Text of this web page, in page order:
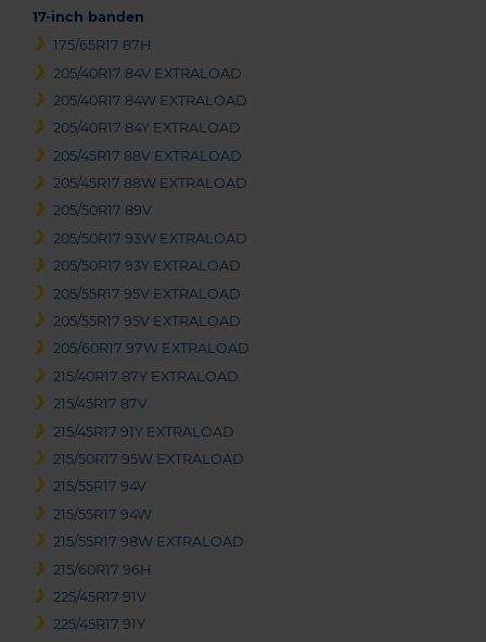
17-inch banden
175/65R17 87H
205/40R17 84V EXTRALOAD
205/40R17 84W EXTRALOAD
205/40R17 84Y EXTRALOAD
205/45R17 88V EXTRALOAD
205/45R17 88W EXTRALOAD
205/50R17 89V
205/50R17 93W EXTRALOAD
205/50R17 93Y EXTRALOAD
205/55R17 95V EXTRALOAD
205/55R17 95V EXTRALOAD
205/60R17 97W EXTRALOAD
215/40R17 87Y EXTRALOAD
215/45R17 87V
215/45R17 91Y EXTRALOAD
215/50R17 95W EXTRALOAD
215/55R17 94V
215/55R17 94W
215/55R17 98W EXTRALOAD
215/60R17 96H
225/45R17 91V
225/45R17 91Y